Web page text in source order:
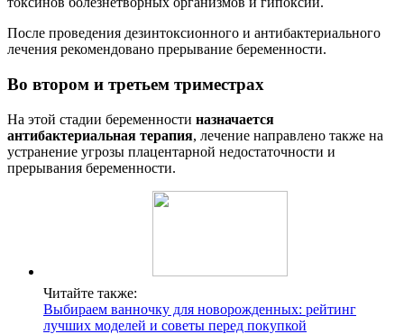
После проведения дезинтоксионного и антибактериального
лечения рекомендовано прерывание беременности.
Во втором и третьем триместрах
На этой стадии беременности назначается
антибактериальная терапия, лечение направлено также на
устранение угрозы плацентарной недостаточности и
прерывания беременности.
Читайте также:
Выбираем ванночку для новорожденных: рейтинг
лучших моделей и советы перед покупкой